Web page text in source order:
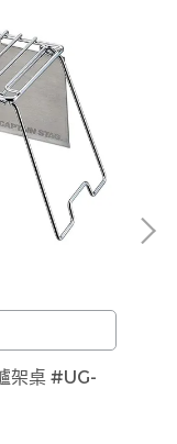
有下單後缺貨
更換商品，如
成不便尚請見
架桌 #UG-